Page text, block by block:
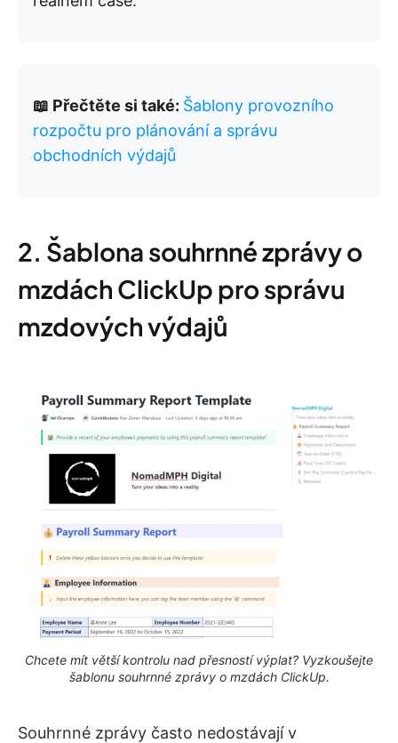
📖 Přečtěte si také: Šablony provozního
rozpočtu pro plánování a správu
obchodních výdajů
2. Šablona souhrnné zprávy o
mzdách ClickUp pro správu
mzdových výdajů
Chcete mít větší kontrolu nad přesností výplat? Vyzkoušejte
šablonu souhrnné zprávy o mzdách ClickUp.
Souhrnné zprávy často nedostávají v